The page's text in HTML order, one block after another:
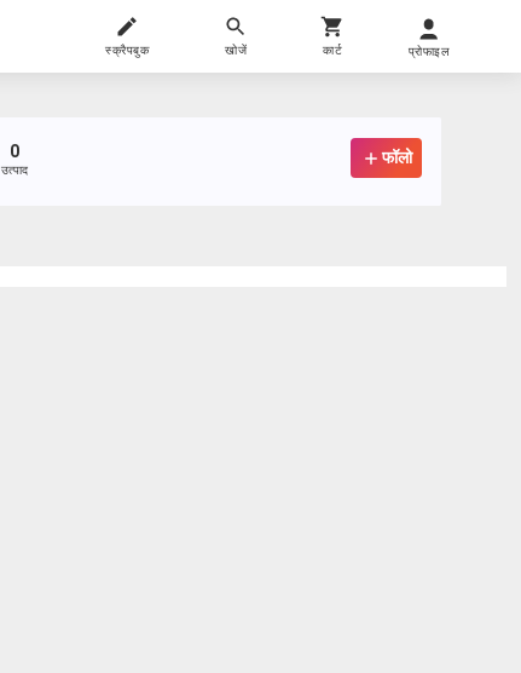
स्क्रैपबुक खोजें कार्ट प्रोफाइल
0
उत्पाद
फॉलो